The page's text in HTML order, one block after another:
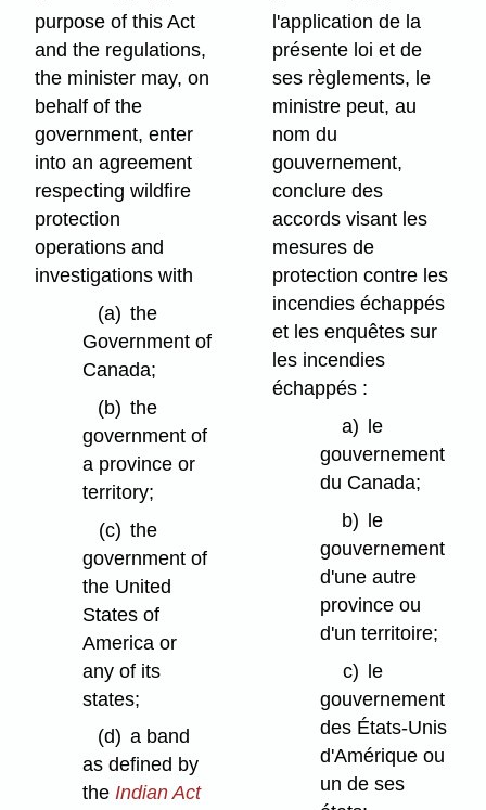
purpose of this Act
and the regulations,
the minister may, on
behalf of the
government, enter
into an agreement
respecting wildfire
protection
operations and
investigations with
(a) the
Government of
Canada;
(b) the
government of
a province or
territory;
(c) the
government of
the United
States of
America or
any of its
states;
(d) a band
as defined by
the Indian Act
l'application de la
présente loi et de
ses règlements, le
ministre peut, au
nom du
gouvernement,
conclure des
accords visant les
mesures de
protection contre les
incendies échappés
et les enquêtes sur
les incendies
échappés :
a) le
gouvernement
du Canada;
b) le
gouvernement
d'une autre
province ou
d'un territoire;
c) le
gouvernement
des États-Unis
d'Amérique ou
un de ses